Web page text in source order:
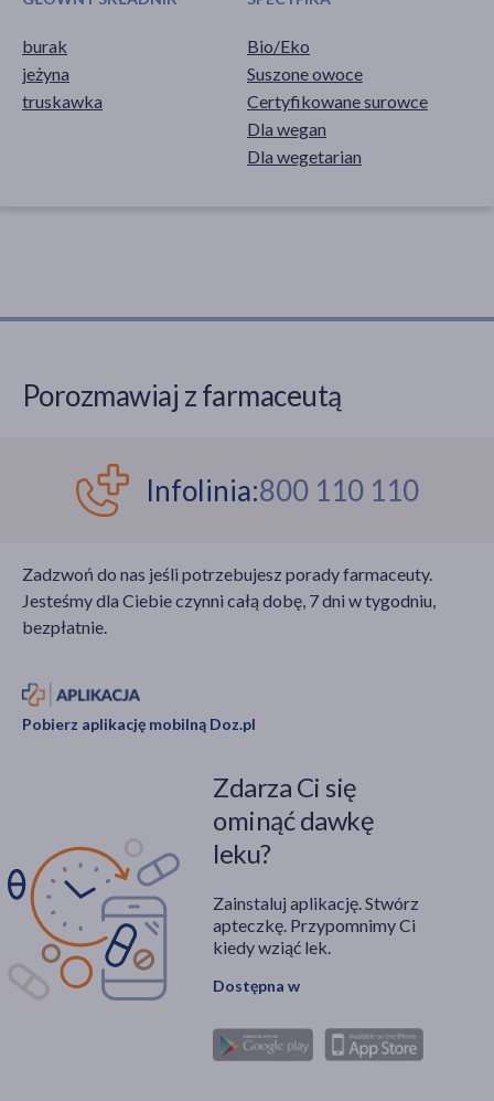
burak
jeżyna
truskawka
Bio/Eko
Suszone owoce
Certyfikowane surowce
Dla wegan
Dla wegetarian
Porozmawiaj z farmaceutą
Infolinia:800 110 110
Zadzwoń do nas jeśli potrzebujesz porady farmaceuty.
Jesteśmy dla Ciebie czynni całą dobę, 7 dni w tygodniu,
bezpłatnie.
Pobierz aplikację mobilną Doz.pl
Zdarza Ci się
ominąć dawkę
leku?
Zainstaluj aplikację. Stwórz
apteczkę. Przypomnimy Ci
kiedy wziąć lek.
Dostępna w